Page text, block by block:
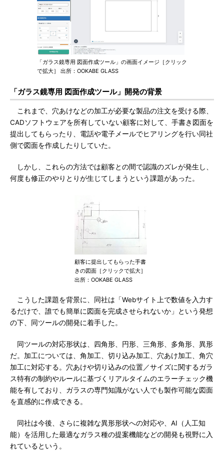
「ガラス鏡専用 図面作成ツール」の画面イメージ［クリック
で拡大］ 出所：OOKABE GLASS
「ガラス鏡専用 図面作成ツール」開発の背景
これまで、穴あけなどの加工が必要な製品の注文を受ける際、
CADソフトウェアを所有していない顧客に対して、手書き図面を
提出してもらったり、電話や電子メールでヒアリングを行い同社
側で図面を作成したりしていた。
しかし、これらの方法では顧客との間で認識のズレが発生し、
何度も修正のやりとりが生じてしまうという課題があった。
顧客に提出してもらった手書
きの図面［クリックで拡大］
出所：OOKABE GLASS
こうした課題を背景に、同社は「Webサイト上で数値を入力す
るだけで、誰でも簡単に図面を完成させられないか」という発想
の下、同ツールの開発に着手した。
同ツールの対応形状は、四角形、円形、三角形、多角形、異形
だ。加工については、角加工、切り込み加工、穴あけ加工、角穴
加工に対応する。穴あけや切り込みの位置／サイズに関するガラ
ス特有の制約やルールに基づくリアルタイムのエラーチェック機
能を有しており、ガラスの専門知識がない人でも製作可能な図面
を直感的に作成できる。
同社は今後、さらに複雑な異形形状への対応や、AI（人工知
能）を活用した最適なガラス種の提案機能などの開発も視野に入
れているという。